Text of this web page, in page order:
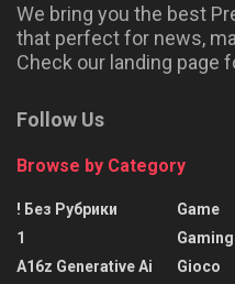
We bring you the best
that perfect for news,
Check our landing page
Follow Us
Browse by Category
! Без Рубрики
1
A16z Generative Ai
Game
Gaming
Gioco